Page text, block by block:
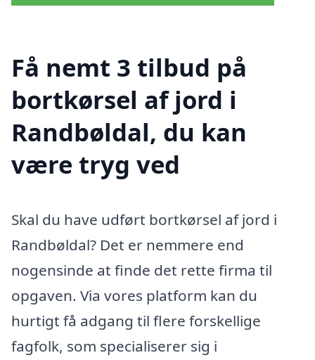
Få nemt 3 tilbud på
bortkørsel af jord i
Randbøldal, du kan
være tryg ved
Skal du have udført bortkørsel af jord i
Randbøldal? Det er nemmere end
nogensinde at finde det rette firma til
opgaven. Via vores platform kan du
hurtigt få adgang til flere forskellige
fagfolk, som specialiserer sig i